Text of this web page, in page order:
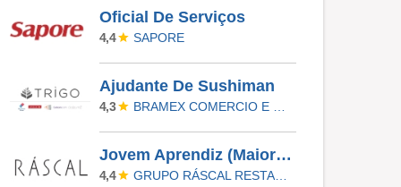
Oficial De Serviços
4,4 SAPORE
Ajudante De Sushiman
4,3
Jovem Aprendiz (Maiores De 18) - Ráscal Shop. Villa Lobos
4,4